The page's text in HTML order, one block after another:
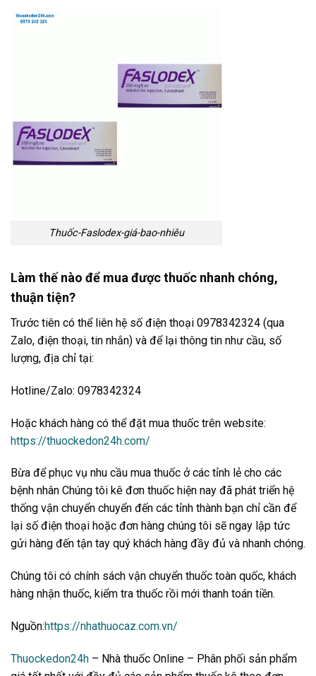
Thuốc-Faslodex-giá-bao-nhiêu
Làm thế nào để mua được thuốc nhanh chóng,
thuận tiện?
Trước tiên có thể liên hệ số điện thoại 0978342324 (qua
Zalo, điện thoại, tin nhắn) và để lại thông tin như cầu, số
lượng, địa chỉ tại:
Hotline/Zalo: 0978342324
Hoặc khách hàng có thể đặt mua thuốc trên website:
https://thuockedon24h.com/
Bừa để phục vụ nhu cầu mua thuốc ở các tỉnh lẻ cho các
bệnh nhân Chúng tôi kê đơn thuốc hiện nay đã phát triển hệ
thống vận chuyển chuyển đến các tỉnh thành bạn chỉ cần để
lại số điện thoại hoặc đơn hàng chúng tôi sẽ ngay lập tức
gửi hàng đến tận tay quý khách hàng đầy đủ và nhanh chóng.
Chúng tôi có chính sách vận chuyển thuốc toàn quốc, khách
hàng nhận thuốc, kiểm tra thuốc rồi mới thanh toán tiền.
Nguồn:https://nhathuocaz.com.vn/
Thuockedon24h – Nhà thuốc Online – Phân phối sản phẩm